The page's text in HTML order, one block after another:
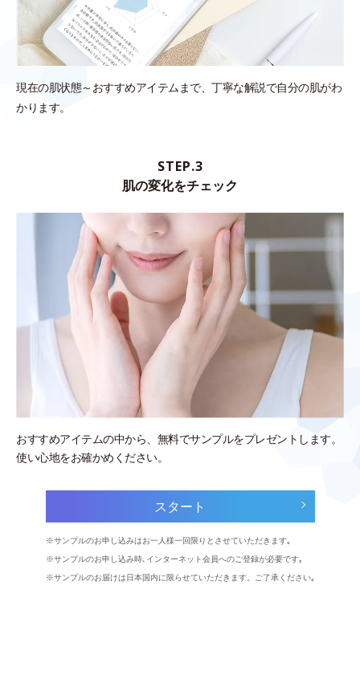
現在の肌状態～おすすめアイテムまで、丁寧な解説で自分の肌がわ
かります。
STEP.3
肌の変化をチェック
おすすめアイテムの中から、無料でサンプルをプレゼントします。
使い心地をお確かめください。
スタート
サンプルのお申し込みはお一人様一回限りとさせていただきます｡
サンプルのお申し込み時､インターネット会員へのご登録が必要です｡
サンプルのお届けは日本国内に限らせていただきます。ご了承ください｡